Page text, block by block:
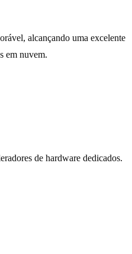
alcançando uma excelente
em nuvem.
de hardware dedicados.